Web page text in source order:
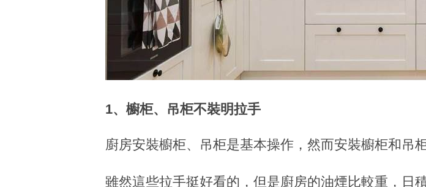
1、櫥柜、吊柜不裝明拉手
廚房安裝櫥柜、吊柜是基本操作，然而安裝櫥柜和吊
雖然這些拉手挺好看的，但是廚房的油煙比較重，日